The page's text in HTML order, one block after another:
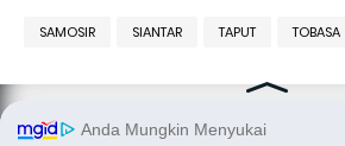
SAMOSIR SIANTAR TAPUT TOBASA